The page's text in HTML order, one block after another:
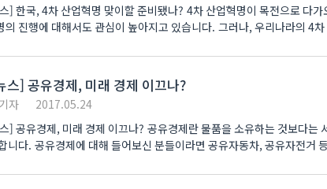
] 한국, 4차 산업혁명 맞이할 준비됐나? 4차 산업혁명이 목전으로 다
의 진행에 대해서도 관심이 높아지고 있습니다. 그러나, 우리나라의 4
스] 공유경제, 미래 경제 이끄나?
자
2017.05.24
] 공유경제, 미래 경제 이끄나? 공유경제란 물품을 소유하는 것보다는
니다. 공유경제에 대해 들어보신 분들이라면 공유자동차, 공유자전거